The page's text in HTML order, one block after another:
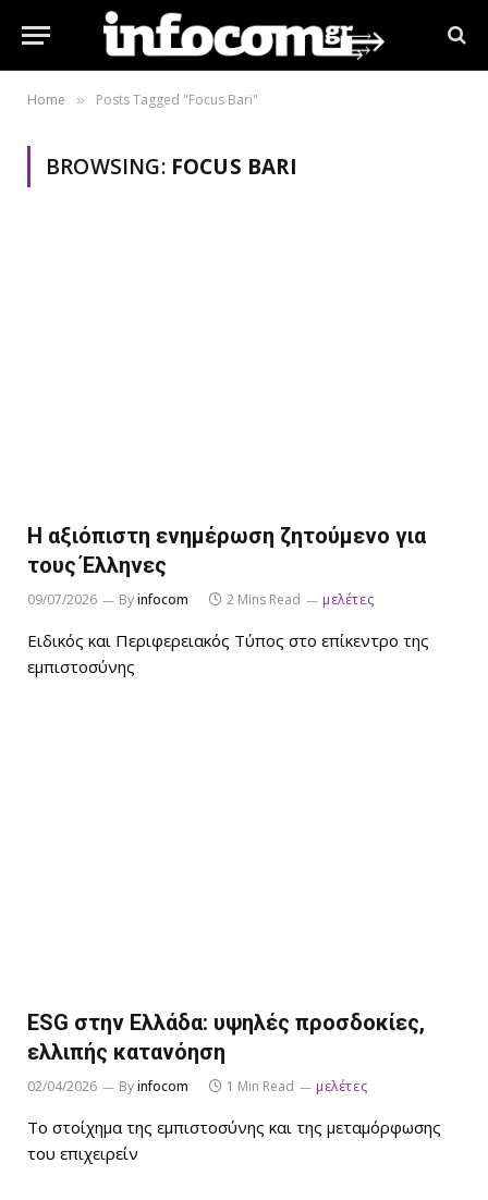
Home » Posts Tagged "Focus Bari"
BROWSING: FOCUS BARI
Η αξιόπιστη ενημέρωση ζητούμενο για
τους Έλληνες
09/07/2026 Byinfocom 2 Mins Read μελέτες
Ειδικός και Περιφερειακός Τύπος στο επίκεντρο της
εμπιστοσύνης
ESG στην Ελλάδα: υψηλές προσδοκίες,
ελλιπής κατανόηση
02/04/2026 Byinfocom 1 Min Read μελέτες
Το στοίχημα της εμπιστοσύνης και της μεταμόρφωσης
του επιχειρείν